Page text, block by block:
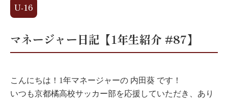
U-16
マネージャー日記【1年生紹介 #87】
こんにちは！1年マネージャーの 内田葵 です！
いつも京都橘高校サッカー部を応援していただき、あり